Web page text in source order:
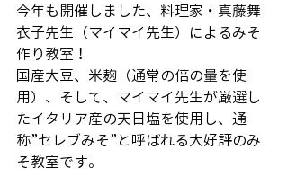
今年も開催しました、料理家・真藤舞
衣子先生（マイマイ先生）によるみそ
作り教室！
国産大豆、米麹（通常の倍の量を使
用）、そして、マイマイ先生が厳選し
たイタリア産の天日塩を使用し、通
称”セレブみそ”と呼ばれる大好評のみ
そ教室です。